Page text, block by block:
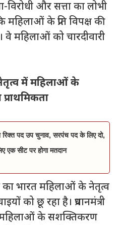
विरोधी और सत्ता का लोभी
महिलाओं के प्रति विपक्ष की
महिलाओं को चारदीवारी
नेतृत्व में महिलाओं के
रिक्त पद उप चुनाव, सरपंच पद के लिए दो,
एक सीट पर होगा मतदान
भारत महिलाओं के नेतृत्व
को छू रहा है। प्रधानमंत्री
महिलाओं के सशक्तिकरण